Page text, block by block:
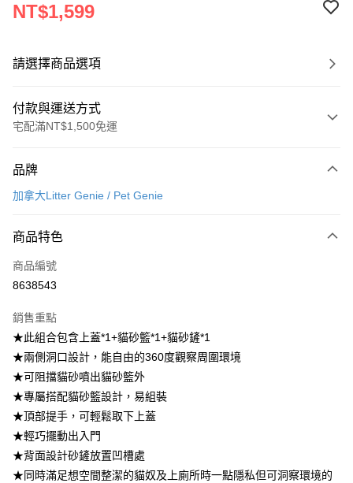
NT$1,599
請選擇商品選項
付款與運送方式
宅配滿NT$1,500免運
信用卡一次付款
Apple Pay
街口支付
Google Pay
全盈+PAY
AFTEE先享後付
相關說明
【關於「AFTEE先享後付」】
AFTEE先享後付是「在收到商品之後才付款」的支付方式。 讓您購物簡單
便利好安心！
１．簡單：不需註冊會員、不需綁卡、不需儲值。
２．便利：只要手機號碼，簡訊認證，即可結帳。
ATM付款
運送方式
品牌
加拿大Litter Genie / Pet Genie
商品特色
商品編號
8638543
銷售重點
★此組合包含上蓋*1+貓砂籃*1+貓砂鏟*1
★兩側洞口設計，能自由的360度觀察周圍環境
★可阻擋貓砂噴出貓砂籃外
★專屬搭配貓砂籃設計，易組裝
★頂部提手，可輕鬆取下上蓋
★輕巧擺動出入門
★背面設計砂鏟放置凹槽處
★同時滿足想空間整潔的貓奴及上廁所時一點隱私但可洞察環境的